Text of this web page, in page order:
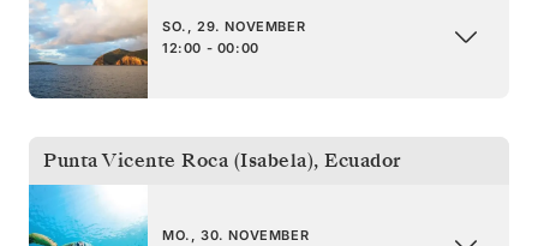
SO., 29. NOVEMBER
12:00 - 00:00
Punta Vicente Roca (Isabela), Ecuador
MO., 30. NOVEMBER